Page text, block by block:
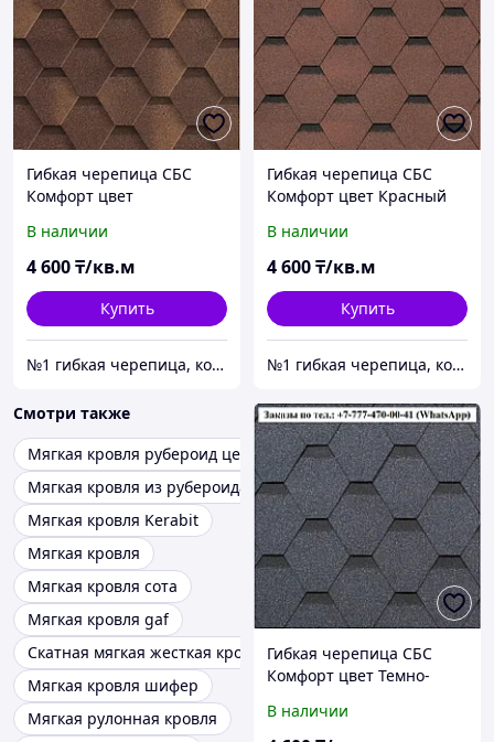
Гибкая черепица СБС
Комфорт цвет
Гарантия 30 лет
В наличии
4 600₸/кв.м
Купить
№1 гибкая черепица, композитная черепица из Европы, по лучшим ценам в Алматы
Гибкая черепица СБС
Комфорт цвет Красный
В наличии
4 600₸/кв.м
Купить
№1 гибкая черепица, композитная черепица из Европы, по лучшим ценам в Алматы
Смотри также
Мягкая кровля рубероид цена
Мягкая кровля из рубероида
Мягкая кровля Kerabit
Мягкая кровля
Мягкая кровля сота
Мягкая кровля gaf
Скатная мягкая жесткая кровля
Мягкая кровля шифер
Мягкая рулонная кровля
Гибкая черепица СБС
Комфорт цвет Темно-
Гарантия 30 лет
В наличии